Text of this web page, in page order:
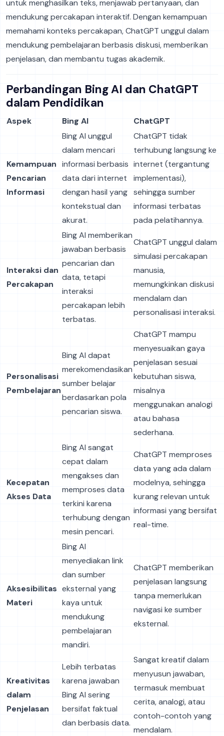
untuk menghasilkan teks, menjawab pertanyaan, dan
mendukung percakapan interaktif. Dengan kemampuan
memahami konteks percakapan, ChatGPT unggul dalam
mendukung pembelajaran berbasis diskusi, memberikan
penjelasan, dan membantu tugas akademik.
Perbandingan Bing AI dan ChatGPT
dalam Pendidikan
Aspek Bing AI ChatGPT
Kemampuan
Pencarian
Informasi
Bing AI unggul
dalam mencari
informasi berbasis
data dari internet
dengan hasil yang
kontekstual dan
akurat.
ChatGPT tidak
terhubung langsung ke
internet (tergantung
implementasi),
sehingga sumber
informasi terbatas
pada pelatihannya.
Interaksi dan
Percakapan
Bing AI memberikan
jawaban berbasis
pencarian dan
data, tetapi
interaksi
percakapan lebih
terbatas.
ChatGPT unggul dalam
simulasi percakapan
manusia,
memungkinkan diskusi
mendalam dan
personalisasi interaksi.
Personalisasi
Pembelajaran
Bing AI dapat
merekomendasikan
sumber belajar
berdasarkan pola
pencarian siswa.
ChatGPT mampu
menyesuaikan gaya
penjelasan sesuai
kebutuhan siswa,
misalnya
menggunakan analogi
atau bahasa
sederhana.
Kecepatan
Akses Data
Bing AI sangat
cepat dalam
mengakses dan
memproses data
terkini karena
terhubung dengan
mesin pencari.
ChatGPT memproses
data yang ada dalam
modelnya, sehingga
kurang relevan untuk
informasi yang bersifat
real-time.
Aksesibilitas
Materi
Bing AI
menyediakan link
dan sumber
eksternal yang
kaya untuk
mendukung
pembelajaran
mandiri.
ChatGPT memberikan
penjelasan langsung
tanpa memerlukan
navigasi ke sumber
eksternal.
Kreativitas
dalam
Penjelasan
Lebih terbatas
karena jawaban
Bing AI sering
bersifat faktual
dan berbasis data.
Sangat kreatif dalam
menyusun jawaban,
termasuk membuat
cerita, analogi, atau
contoh-contoh yang
mendalam.